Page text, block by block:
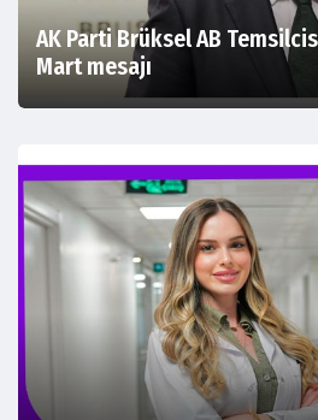
AK Parti Brüksel AB
Mart mesajı